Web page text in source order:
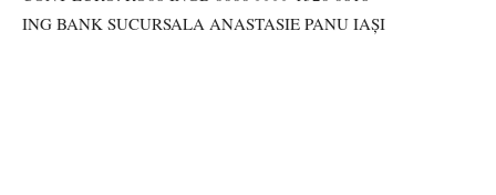
ING BANK SUCURSALA ANASTASIE PANU IAȘI